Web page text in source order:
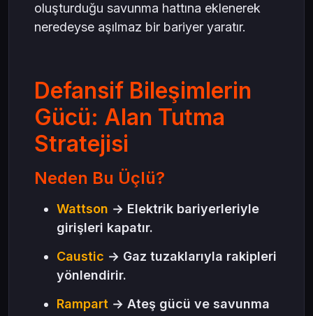
oluşturduğu savunma hattına eklenerek
neredeyse aşılmaz bir bariyer yaratır.
Defansif Bileşimlerin
Gücü: Alan Tutma
Stratejisi
Neden Bu Üçlü?
Wattson → Elektrik bariyerleriyle
girişleri kapatır.
Caustic → Gaz tuzaklarıyla rakipleri
yönlendirir.
Rampart → Ateş gücü ve savunma